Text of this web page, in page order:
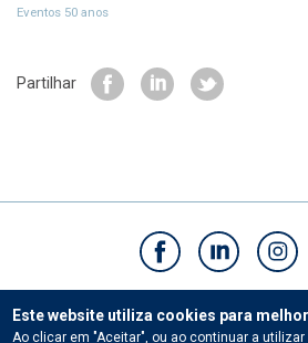
Eventos 50 anos
Partilhar
Contactos
Este website utiliza cookies para
Ao clicar em "Aceitar", ou ao continuar a